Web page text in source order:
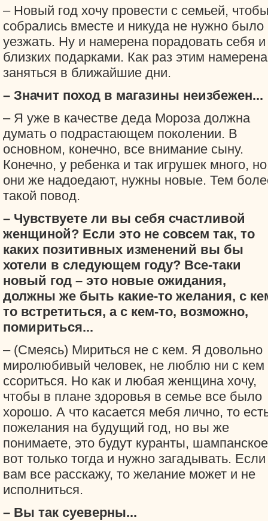
– Новый год хочу провести с семьей,
собрались вместе и никуда не нужно было
уезжать. Ну и намерена порадовать себя и
близких подарками. Как раз этим намерена
заняться в ближайшие дни.
– Значит поход в магазины неизбежен...
– Я уже в качестве деда Мороза должна
думать о подрастающем поколении. В
основном, конечно, все внимание сыну.
Конечно, у ребенка и так игрушек много, но
они же надоедают, нужны новые. Тем
такой повод.
– Чувствуете ли вы себя счастливой
женщиной? Если это не совсем так, то
каких позитивных изменений вы бы
хотели в следующем году? Все-таки
новый год – это новые ожидания,
должны же быть какие-то желания, с
то встретиться, а с кем-то, возможно,
помириться...
– (Смеясь) Мириться не с кем. Я довольно
миролюбивый человек, не люблю ни с кем
ссориться. Но как и любая женщина хочу,
чтобы в плане здоровья в семье все было
хорошо. А что касается мебя лично, то
пожелания на будущий год, но вы же
понимаете, это будут куранты,
вот только тогда и нужно загадывать.
вам все расскажу, то желание может и не
исполниться.
– Вы так суеверны...